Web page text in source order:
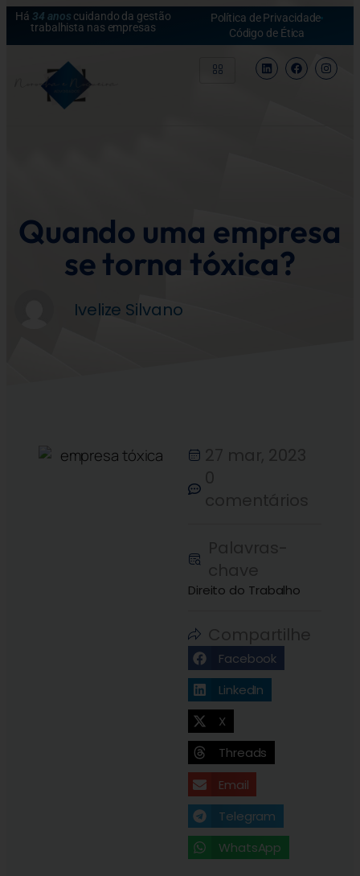
Há34 anos cuidando da gestão
trabalhista nas empresas
Política de Privacidade
Código de Ética
Quando uma empresa
se torna tóxica?
Ivelize Silvano
Direito do Trabalho
Facebook
LinkedIn
X
Threads
Email
Telegram
WhatsApp